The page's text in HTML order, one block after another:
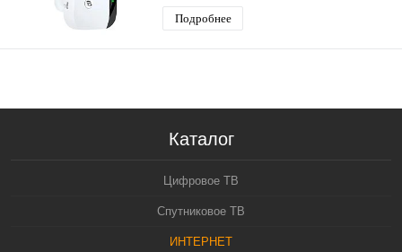
Подробнее
Каталог
Цифровое ТВ
Спутниковое ТВ
ИНТЕРНЕТ